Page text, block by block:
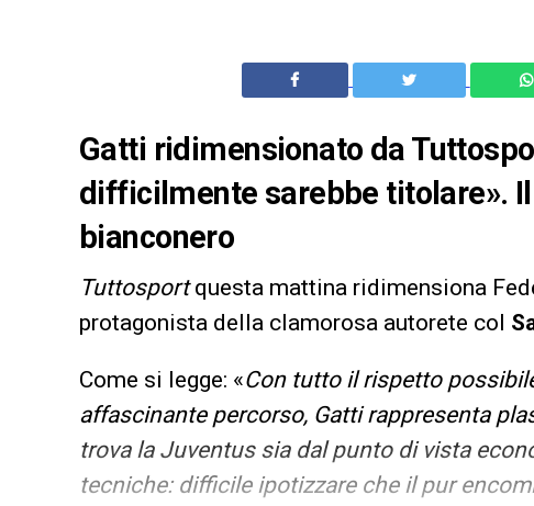
Gatti ridimensionato da
difficilmente sarebbe titolare».
bianconero
Tuttosportquesta mattina ridimensiona
protagonista della clamorosa autorete col
Come si legge: «Con tutto il rispetto
affascinante percorso, Gatti rappresenta
trova la Juventus sia dal punto di vista
tecniche: difficile ipotizzare che il pur